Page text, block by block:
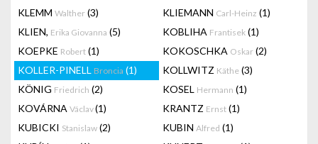
KLEMM Walther (3) KLIEMANN Carl-Heinz (1)
KLIEN, Erika Giovanna (5) KOBLIHA Frantisek (1)
KOEPKE Robert (1) KOKOSCHKA Oskar (2)
KOLLER-PINELL Broncia (1) KOLLWITZ Käthe (3)
KÖNIG Friedrich (2) KOSEL Hermann (1)
KOVÁRNA Václav(1) KRANTZ Ernst (1)
KUBICKI Stanislaw (2) KUBIN Alfred (1)